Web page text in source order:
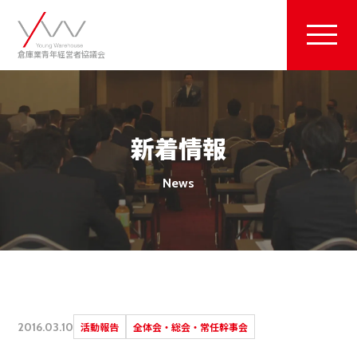
倉庫業青年経営者協議会
新着情報
News
2016.03.10 活動報告 全体会・総会・常任幹事会